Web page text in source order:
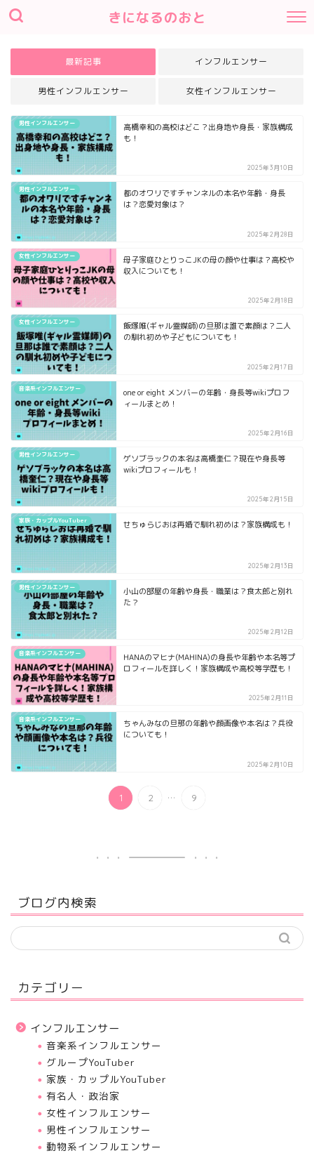
きになるのおと
最新記事 インフルエンサー
男性インフルエンサー 女性インフルエンサー
男性インフルエンサー
高橋幸和の高校はどこ？出身地や身長・家族構成
も！
2025年3月10日
男性インフルエンサー
都のオワリですチャンネルの本名や年齢・身長
は？恋愛対象は？
2025年2月28日
女性インフルエンサー
母子家庭ひとりっこJKの母の顔や仕事は？高校や
収入についても！
2025年2月18日
女性インフルエンサー
飯塚唯(ギャル霊媒師)の旦那は誰で素顔は？二人
の馴れ初めや子どもについても！
2025年2月17日
音楽系インフルエンサー
one or eight メンバーの年齢・身長等wikiプロフ
ィールまとめ！
2025年2月16日
男性インフルエンサー
ゲソブラックの本名は高橋奎仁？現在や身長等
wikiプロフィールも！
2025年2月15日
家族・カップルYouTuber せちゅらじおは再婚で馴れ初めは？家族構成も！
2025年2月13日
男性インフルエンサー
小山の部屋の年齢や身長・職業は？食太郎と別れ
た？
2025年2月12日
音楽系インフルエンサー
HANAのマヒナ(MAHINA)の身長や年齢や本名等プ
ロフィールを詳しく！家族構成や高校等学歴も！
2025年2月11日
音楽系インフルエンサー
ちゃんみなの旦那の年齢や顔画像や本名は？兵役
についても！
2025年2月10日
1 2 ... 9
ブログ内検索
カテゴリー
インフルエンサー
音楽系インフルエンサー
グループYouTuber
家族・カップルYouTuber
有名人・政治家
女性インフルエンサー
男性インフルエンサー
動物系インフルエンサー